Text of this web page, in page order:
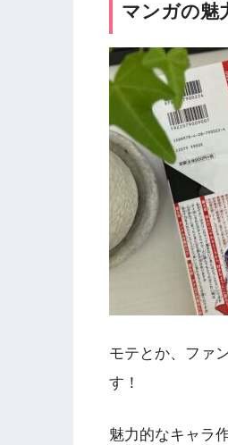
マンガの魅
モテとか、ファ
す！
魅力的なキャラ